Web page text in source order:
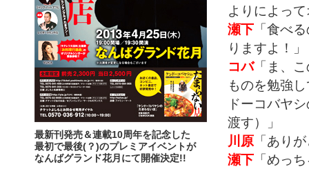
最新刊発売＆連載10周年を記念した
最初で最後(？)のプレミアイベントが
なんばグランド花月にて開催決定!!
よりによっ
瀬下 「食べ
りますよ！」
コバ「ま、
ものを勉強
ドーコバヤ
渡す）」
川原 「あり
瀬下 「めっ